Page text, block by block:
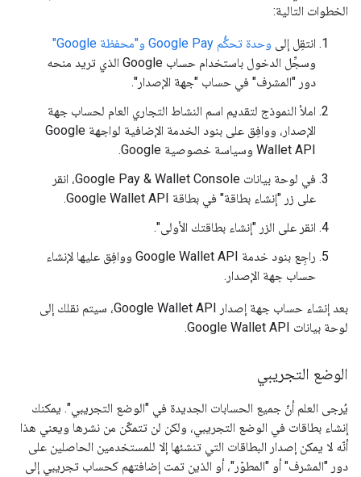
الخطوات التالية:
انتقِل إلى وحدة تحكُّم Google Pay و"محفظة Google"
وسجِّل الدخول باستخدام حساب Google الذي تريد منحه
دور "المشرف" في حساب "جهة الإصدار".
املأ النموذج لتقديم اسم النشاط التجاري العام لحساب جهة
الإصدار، ووافِق على بنود الخدمة الإضافية لواجهة Google
Wallet API وسياسة خصوصية Google.
في لوحة بيانات Google Pay & Wallet Console، انقر
على زر "إنشاء بطاقة" في بطاقة Google Wallet API.
انقر على الزر "إنشاء بطاقتك الأولى".
راجِع بنود خدمة Google Wallet API ووافِق عليها لإنشاء
حساب جهة الإصدار.
بعد إنشاء حساب جهة إصدار Google Wallet API، سيتم نقلك إلى
لوحة بيانات Google Wallet API.
الوضع التجريبي
يُرجى العلم أنّ جميع الحسابات الجديدة في "الوضع التجريبي". يمكنك
إنشاء بطاقات في الوضع التجريبي، ولكن لن تتمكّن من نشرها ويعني هذا
أنّه لا يمكن إصدار البطاقات التي تنشئها إلا للمستخدمين الحاصلين على
دور "المشرف" أو "المطوّر"، أو الذين تمت إضافتهم كحساب تجريبي إلى